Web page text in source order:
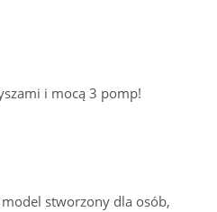
i mocą 3 pomp!
stworzony dla osób,